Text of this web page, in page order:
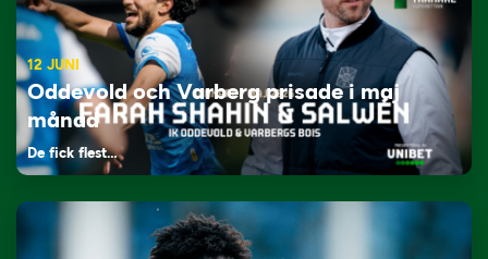
12 JUNI
Oddevold och Varberg prisade i maj
månad
De fick flest…